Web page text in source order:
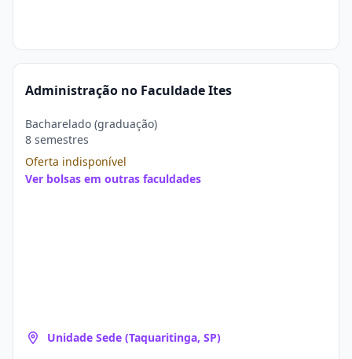
Administração no Faculdade Ites
Bacharelado (graduação)
8 semestres
Oferta indisponível
Ver bolsas em outras faculdades
Unidade Sede (Taquaritinga, SP)